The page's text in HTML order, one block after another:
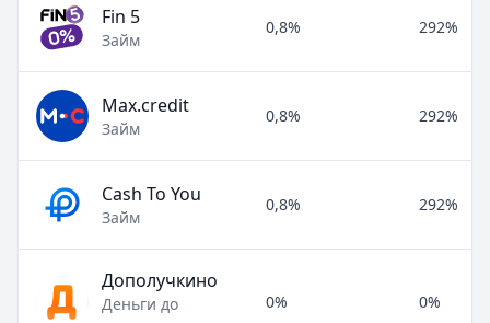
Fin 5
Займ
0,8% 292%
Max.credit
Займ
0,8% 292%
Cash To You
Займ
0,8% 292%
Дополучкино
Деньги до
0% 0%